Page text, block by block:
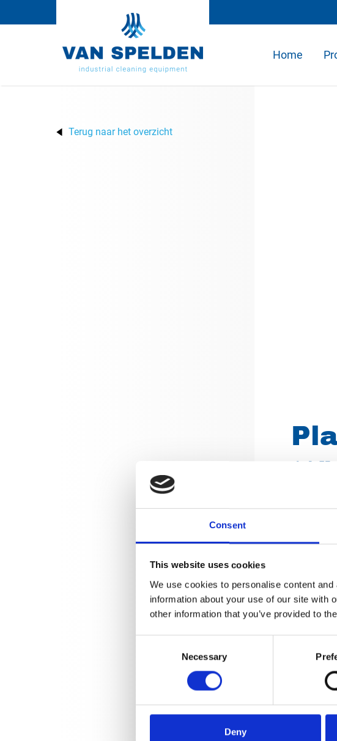
Consent
This website uses cookies
We use cookies to personalise content
information about your use of our site with
other information that you’ve provided to
Necessary
Deny
Home
Terug naar het overzicht
¼"
Groep
Alle
binnen 1